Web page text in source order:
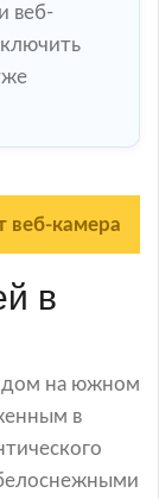
веб-
веб-камера
в
на южном
в